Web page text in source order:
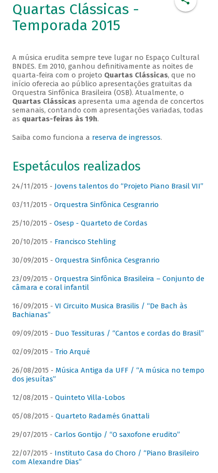
Quartas Clássicas -
Temporada 2015
A música erudita sempre teve lugar no Espaço Cultural
BNDES. Em 2010, ganhou definitivamente as noites de
quarta-feira com o projeto Quartas Clássicas, que no
início oferecia ao público apresentações gratuitas da
Orquestra Sinfônica Brasileira (OSB). Atualmente, o
Quartas Clássicasapresenta uma agenda de concertos
semanais, contando com apresentações variadas, todas
as quartas-feiras às 19h.
Saiba como funciona a reserva de ingressos.
Espetáculos realizados
24/11/2015 - Jovens talentos do “Projeto Piano Brasil VII”
03/11/2015 - Orquestra Sinfônica Cesgranrio
25/10/2015 - Osesp - Quarteto de Cordas
20/10/2015 - Francisco Stehling
30/09/2015 - Orquestra Sinfônica Cesgranrio
23/09/2015 - Orquestra Sinfônica Brasileira – Conjunto de
câmara e coral infantil
16/09/2015 - VI Circuito Musica Brasilis / “De Bach às
Bachianas”
09/09/2015 - Duo Tessituras / “Cantos e cordas do Brasil”
02/09/2015 - Trio Arqué
26/08/2015 - Música Antiga da UFF / “A música no tempo
dos jesuítas”
12/08/2015 - Quinteto Villa-Lobos
05/08/2015 - Quarteto Radamés Gnattali
29/07/2015 - Carlos Gontijo / “O saxofone erudito”
22/07/2015 - Instituto Casa do Choro / “Piano Brasileiro
com Alexandre Dias”